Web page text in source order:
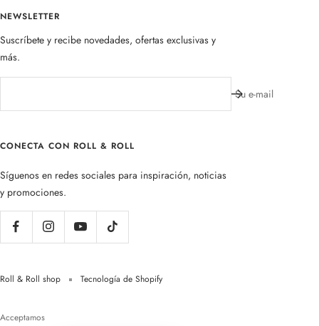
NEWSLETTER
Suscríbete y recibe novedades, ofertas exclusivas y
más.
Su e-mail
CONECTA CON ROLL & ROLL
Síguenos en redes sociales para inspiración, noticias
y promociones.
Roll & Roll shop Tecnología de Shopify
Acceptamos